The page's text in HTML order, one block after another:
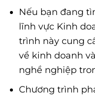
Nếu bạn đang
lĩnh vực Kinh
trình này cung
về kinh doanh
nghề nghiệp
Chương trình